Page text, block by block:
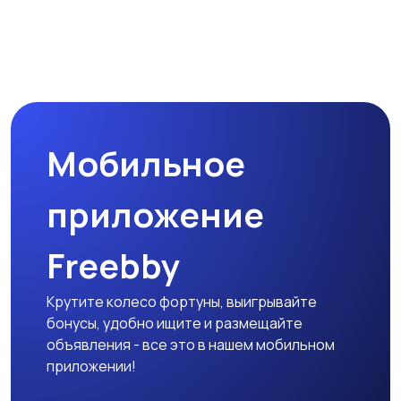
Мобильное
приложение
Freebby
Крутите колесо фортуны, выигрывайте
бонусы, удобно ищите и размещайте
объявления - все это в нашем мобильном
приложении!